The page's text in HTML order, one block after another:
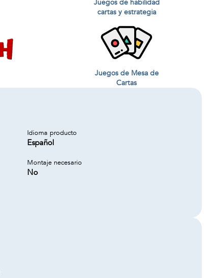
Juegos de habilidad
cartas y estrategia
Juegos de Mesa de
Cartas
Idioma producto
Español
Montaje necesario
No